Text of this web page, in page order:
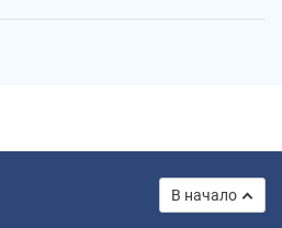
В начало